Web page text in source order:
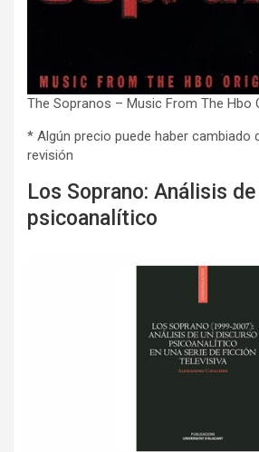
The Sopranos – Music From The Hbo
* Algún precio puede haber cambiado
revisión
Los Soprano: Análisis
psicoanalítico